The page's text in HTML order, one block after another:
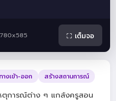
⛶ เต็มจอ
างเข้า-ออก สร้างสถานการณ์
ตุการณ์ต่าง ๆ แกล้งครูสอน